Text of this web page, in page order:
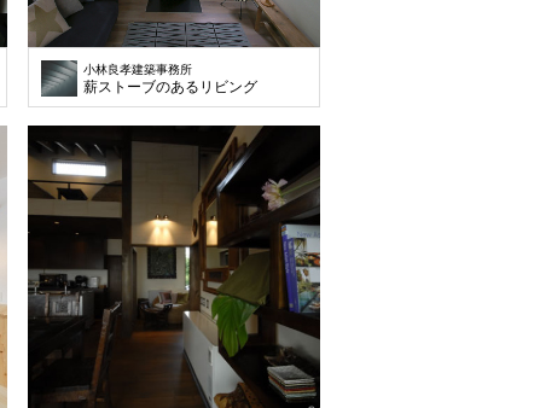
小林良孝建築事務所
薪ストーブのあるリビング